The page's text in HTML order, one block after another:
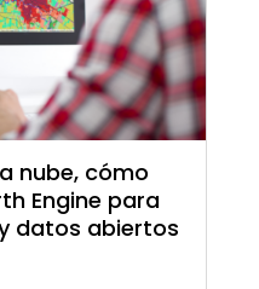
nube, cómo
Engine para
datos abiertos